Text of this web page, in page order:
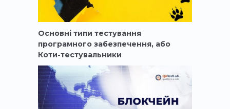
Основні типи тестування
програмного забезпечення, або
Коти-тестувальники